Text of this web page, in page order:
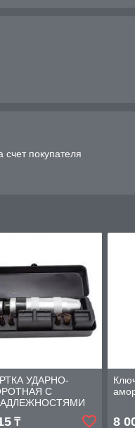
счет покупателя
УДАРНО-
С
ПР. ROKCFORCE
₸ 8